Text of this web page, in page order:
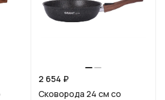
2 654 ₽
Сковорода 24 см со